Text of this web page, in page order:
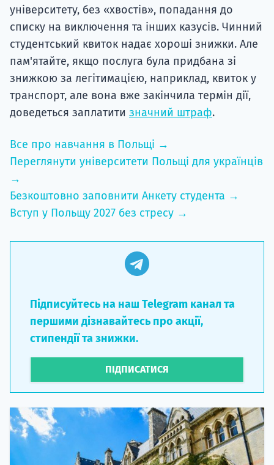
університету, без «хвостів», попадання до
списку на виключення та інших казусів. Чинний
студентський квиток надає хороші знижки. Але
пам'ятайте, якщо послуга була придбана зі
знижкою за легітимацією, наприклад, квиток у
транспорт, але вона вже закінчила термін дії,
доведеться заплатити значний штраф.
Все про навчання в Польщі →
Переглянути університети Польщі для українців
→
Безкоштовно заповнити Анкету студента →
Вступ у Польщу 2027 без стресу →
Підписуйтесь на наш Telegram канал та
першими дізнавайтесь про акції,
стипендії та знижки.
ПІДПИСАТИСЯ